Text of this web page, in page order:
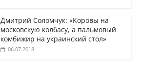
Дмитрий Соломчук: «Коровы на
московскую колбасу, а пальмовый
комбижир на украинский стол»
06.07.2018